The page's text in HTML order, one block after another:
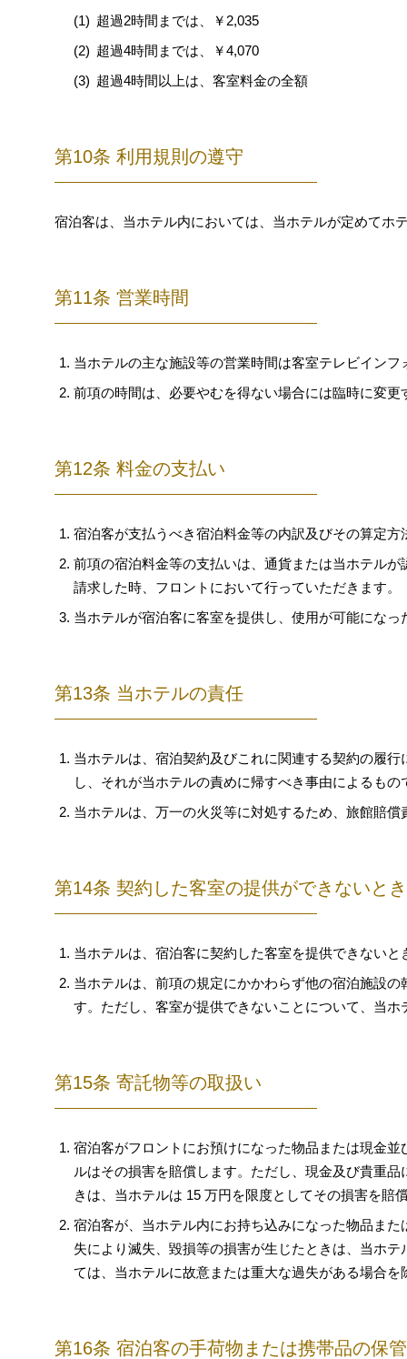
超過2時間までは、￥2,035
超過4時間までは、￥4,070
超過4時間以上は、客室料金の全額
第10条 利用規則の遵守
宿泊客は、当ホテル内においては、当ホテルが定めてホ
第11条 営業時間
当ホテルの主な施設等の営業時間は客室テレビイン
前項の時間は、必要やむを得ない場合には臨時に変
第12条 料金の支払い
宿泊客が支払うべき宿泊料金等の内訳及びその算定
前項の宿泊料金等の支払いは、通貨または当ホテル
請求した時、フロントにおいて行っていただきます。
当ホテルが宿泊客に客室を提供し、使用が可能にな
第13条 当ホテルの責任
当ホテルは、宿泊契約及びこれに関連する契約の履
し、それが当ホテルの責めに帰すべき事由によるも
当ホテルは、万一の火災等に対処するため、旅館賠
第14条 契約した客室の提供ができないと
当ホテルは、宿泊客に契約した客室を提供できない
当ホテルは、前項の規定にかかわらず他の宿泊施設
す。ただし、客室が提供できないことについて、当
第15条 寄託物等の取扱い
宿泊客がフロントにお預けになった物品または現金
ルはその損害を賠償します。ただし、現金及び貴重
きは、当ホテルは 15 万円を限度としてその損害を賠
宿泊客が、当ホテル内にお持ち込みになった物品ま
失により滅失、毀損等の損害が生じたときは、当ホ
ては、当ホテルに故意または重大な過失がある場合
第16条 宿泊客の手荷物または携帯品の保管